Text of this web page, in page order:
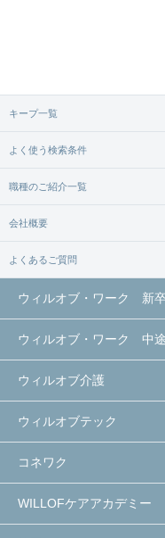
無料相談の登録はコ
キープ一覧
よく使う検索条件
職種のご紹介一覧
会社概要
よくあるご質問
ウィルオブ・ワーク 新
ウィルオブ・ワーク 中
ウィルオブ介護
ウィルオブテック
コネワク
WILLOFケアアカデミー